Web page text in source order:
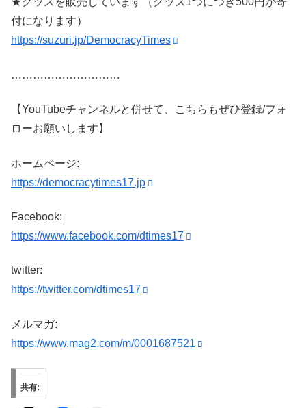
付になります）
https://suzuri.jp/DemocracyTimes
…………………………
【YouTubeチャンネルと併せて、こちらもぜひ登録/フォ
ローお願いします】
ホームページ:
https://democracytimes17.jp
Facebook:
https://www.facebook.com/dtimes17
twitter:
https://twitter.com/dtimes17
メルマガ:
https://www.mag2.com/m/0001687521
共有: